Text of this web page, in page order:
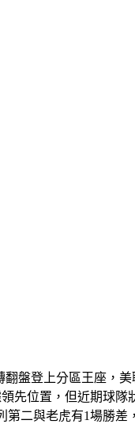
盤登上分區王座，
先位置，但近期球隊
二與老虎有1場勝差